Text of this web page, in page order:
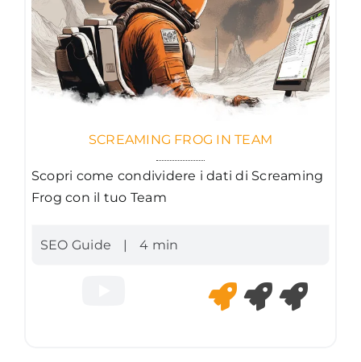
SCREAMING FROG IN TEAM
Scopri come condividere i dati di Screaming
Frog con il tuo Team
SEO Guide | 4 min